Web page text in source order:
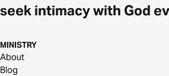
seek intimacy with God
MINISTRY
About
Blog